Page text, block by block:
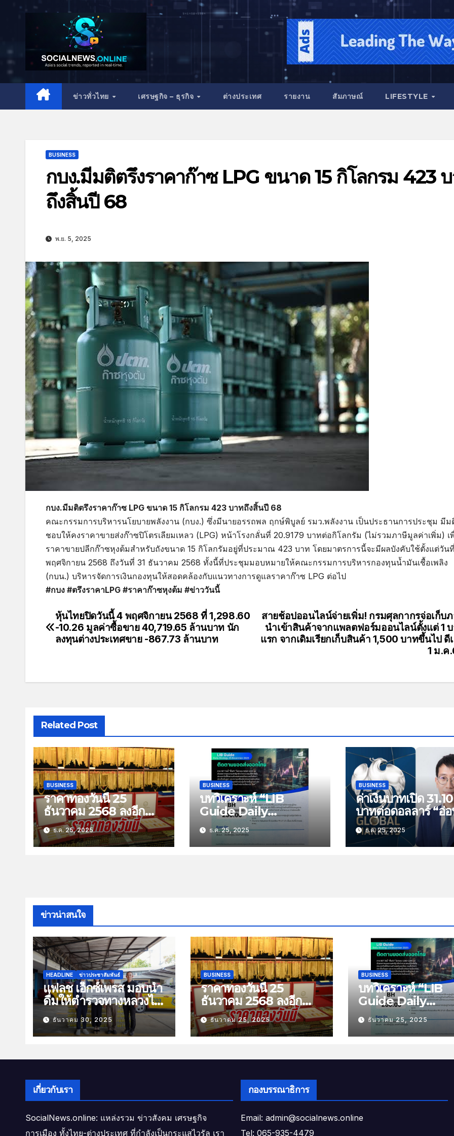
ข่าวทั่วไทย เศรษฐกิจ – ธุรกิจ ต่างประเทศ รายงาน สัมภาษณ์ LIFESTYLE
BUSINESS
กบง.มีมติตรึงราคาก๊าซ LPG ขนาด 15 กิโลกรม 423
ถึงสิ้นปี 68
พ.ย. 5, 2025
กบง.มีมติตรึงราคาก๊าซ LPG ขนาด 15 กิโลกรม 423 บาทถึงสิ้นปี 68
คณะกรรมการบริหารนโยบายพลังงาน (กบง.) ซึ่งมีนายอรรถพล ฤกษ์พิบูลย์ รมว.พลังงาน เป็นประธานการประชุม มีม
ชอบให้คงราคาขายส่งก๊าซปิโตรเลียมเหลว (LPG) หน้าโรงกลั่นที่ 20.9179 บาทต่อกิโลกรัม (ไม่รวมภาษีมูลค่าเพิ่ม) เ
ราคาขายปลีกก๊าซหุงต้มสำหรับถังขนาด 15 กิโลกรัมอยู่ที่ประมาณ 423 บาท โดยมาตรการนี้จะมีผลบังคับใช้ตั้งแต่วัน
พฤศจิกายน 2568 ถึงวันที่ 31 ธันวาคม 2568 ทั้งนี้ที่ประชุมมอบหมายให้คณะกรรมการบริหารกองทุนน้ำมันเชื้อเพลิง
(กบน.) บริหารจัดการเงินกองทุนให้สอดคล้องกับแนวทางการดูแลราคาก๊าซ LPG ต่อไป
#กบง #ตรึงราคาLPG #ราคาก๊าซหุงต้ม #ข่าววันนี้
สายช้อปออนไลน์จ่ายเพิ่ม! กรมศุลกากรจ่อเก็บ
นำเข้าสินค้าจากแพลตฟอร์มออนไลน์ตั้งแต่ 1
แรก จากเดิมเรียกเก็บสินค้า 1,500 บาทขึ้นไป ดี
1 ม.ค
หุ้นไทยปิดวันนี้ 4 พฤศจิกายน 2568 ที่ 1,298.60
-10.26 มูลค่าซื้อขาย 40,719.65 ล้านบาท นัก
ลงทุนต่างประเทศขาย -867.73 ล้านบาท
Related Post
BUSINESS
ราคาทองวันนี้ 25
ธันวาคม 2568 ลงอีก
100 บาท
ธ.ค. 25, 2025
BUSINESS
บทวิเคราะห์ “LIB
Guide Daily
Strategy” ประจำวัน
พฤหัสที่ 25 ธันวาคม
2568 หัวข้อ “ติดตาม
ธ.ค. 25, 2025
BUSINESS
ค่าเงินบาทเปิด 31.10
บาทต่อดอลลาร์ “อ่
ลงเล็กน้อย”
ธ.ค. 25, 2025
ข่าวน่าสนใจ
HEADLINE ข่าวประชาสัมพันธ์
แฟลช เอ็กซ์เพรส มอบน้ำ
ดื่มให้ตำรวจทางหลวงไว้
บริการประชาชนช่วง
เทศกาลปีใหม่
ธันวาคม 30, 2025
BUSINESS
ราคาทองวันนี้ 25
ธันวาคม 2568 ลงอีก
100 บาท
ธันวาคม 25, 2025
BUSINESS
บทวิเคราะห์ “LIB
Guide Daily
Strategy” ประจำ
พฤหัสที่ 25 ธันวาค
2568 หัวข้อ “ติดต
ธันวาคม 25, 2025
เกี่ยวกับเรา
SocialNews.online: แหล่งรวม ข่าวสังคม เศรษฐกิจ
การเมือง ทั้งไทย-ต่างประเทศ ที่กำลังเป็นกระแสไวรัล เรา
กองบรรณาธิการ
Email: admin@socialnews.online
Tel: 065-935-4479